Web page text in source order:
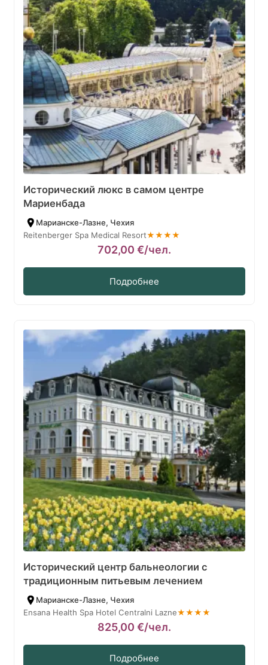
Исторический люкс в самом центре
Мариенбада
Марианске-Лазне, Чехия
Reitenberger Spa Medical Resort★★★★
702,00 €/чел.
Подробнее
Исторический центр бальнеологии с
традиционным питьевым лечением
Марианске-Лазне, Чехия
Ensana Health Spa Hotel Centralni Lazne★★★★
825,00 €/чел.
Подробнее